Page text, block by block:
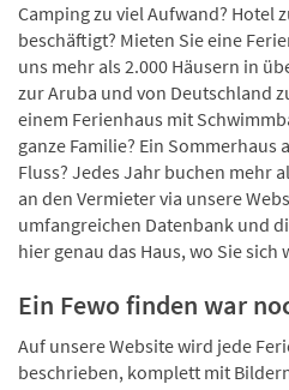
Camping zu viel Aufwand? Hotel
beschäftigt? Mieten Sie eine
uns mehr als 2.000 Häusern in
zur Aruba und von Deutschland
einem Ferienhaus mit
ganze Familie? Ein Sommerhaus
Fluss? Jedes Jahr buchen mehr
an den Vermieter via unsere
umfangreichen Datenbank und
hier genau das Haus, wo Sie sich
Ein Fewo finden war
Auf unsere Website wird jede
beschrieben, komplett mit